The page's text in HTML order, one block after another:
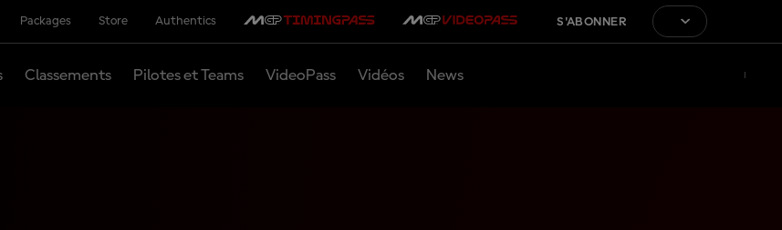
Packages Store Authentics S'ABONNER
Classements Pilotes et Teams VideoPass Vidéos News